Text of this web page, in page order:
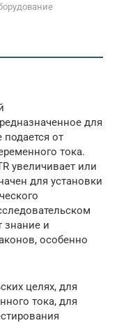
для
от
тока.
увеличивает или
для установки
знание и
особенно
целях, для
тока, для